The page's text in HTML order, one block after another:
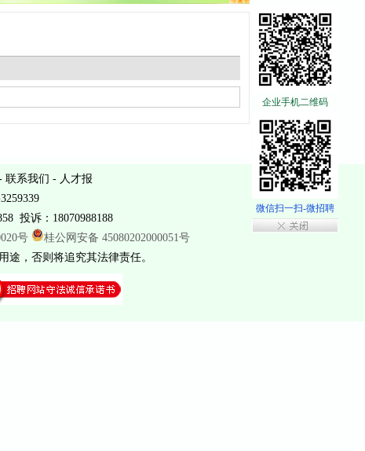
联系我们 - 人才报
投诉：18070988188
号
桂公网安备 45080202000051号
，否则将追究其法律责任。
企业手机二维码
微信扫一扫-微招聘